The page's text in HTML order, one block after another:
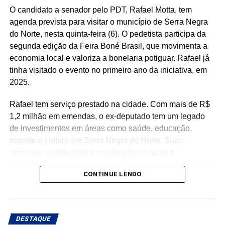
das famílias e reduzindo a necessidade de acesso ao
benefício.
Especialistas que analisaram os dados também atribuem
esse resultado ao trabalho desenvolvido pela política
municipal de assistência social. Na avaliação deles, a
atuação da gestão da Secretaria Municipal de Trabalho,
secretária Suzete Pereira, tem contribuído para fortalecer
ações de inclusão social, qualificação e
acompanhamento das famílias, favorecendo a autonomia
financeira e reduzindo a dependência de programas de
O estudo também aponta que outros municípios da região
e Acari, apresentam indicadores semelhantes em razão
da combinação entre atividade industrial, pecuária
O candidato a senador pelo PDT, Rafael Motta, tem
agenda prevista para visitar o município de Serra Negra
do Norte, nesta quinta-feira (6). O pedetista participa da
segunda edição da Feira Boné Brasil, que movimenta a
economia local e valoriza a bonelaria potiguar. Rafael já
tinha visitado o evento no primeiro ano da iniciativa, em
2025.
Rafael tem serviço prestado na cidade. Com mais de R$
1,2 milhão em emendas, o ex-deputado tem um legado
de investimentos em áreas como saúde, educação,
esporte e cultura em Serra Negra do Norte. Suas
poliesportiva da Praça de Eventos, além de recursos para
a reforma da Casa de Cultura, aquisição de mobiliário
fortalecimento da atenção básica e especializada em
saúde, com investimentos destinados ao município e à
CONTINUE LENDO
DESTAQUE